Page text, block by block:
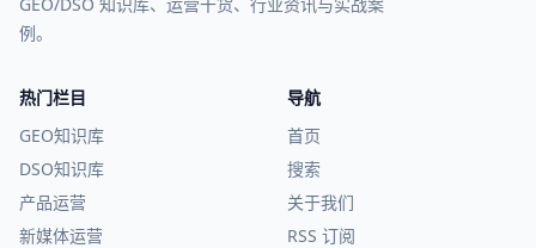
例。
热门栏目
GEO知识库
DSO知识库
产品运营
新媒体运营
导航
首页
搜索
关于我们
RSS 订阅